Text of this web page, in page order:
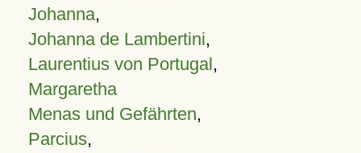
Johanna,
Johanna de Lambertini,
Laurentius von Portugal,
Margaretha
Menas und Gefährten,
Parcius,